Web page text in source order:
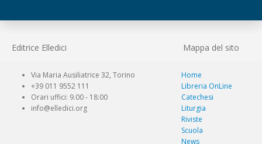
Editrice Elledici Mappa del sito
Via Maria Ausiliatrice 32, Torino
+39 011 9552 111
Orari uffici: 9.00 - 18:00
info@elledici.org
Home
Libreria OnLine
Catechesi
Liturgia
Riviste
Scuola
News